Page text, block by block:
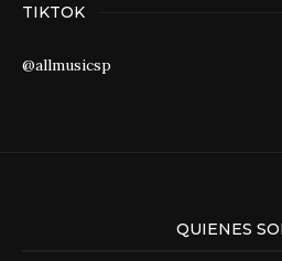
TIKTOK
@allmusicsp
QUIENES